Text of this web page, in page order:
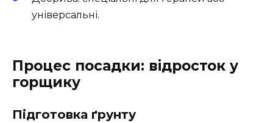
універсальні.
Процес посадки: відросток у
горщику
Підготовка ґрунту